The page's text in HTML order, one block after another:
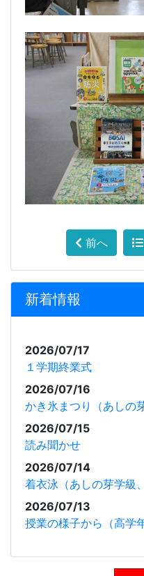
前へ
新着情報
2026/07/17
１学期終業式
2026/07/16
かき氷まつり（あしの
2026/07/15
読み聞かせ
2026/07/14
着衣泳（あしの芽学級
2026/07/13
授業の様子から（高学年